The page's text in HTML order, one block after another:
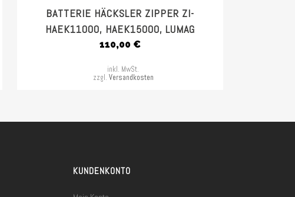
BATTERIE HÄCKSLER ZIPPER ZI-
HAEK11000, HAEK15000, LUMAG
110,00 €
inkl. MwSt.
zzgl. Versandkosten
KUNDENKONTO